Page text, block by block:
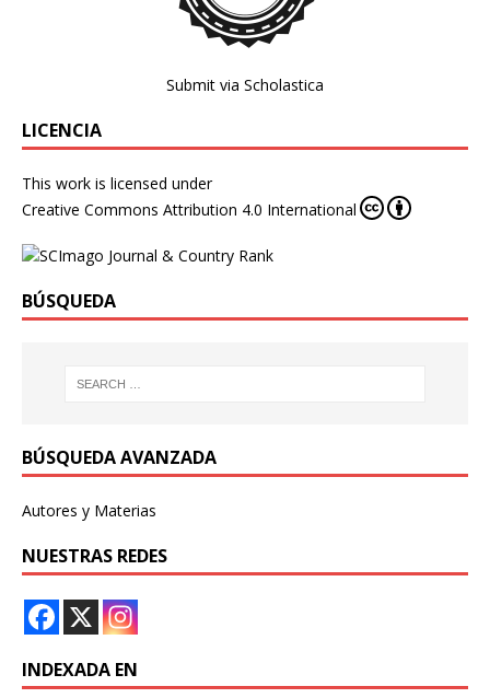
Submit via Scholastica
LICENCIA
This work is licensed under
Creative Commons Attribution 4.0 International
BÚSQUEDA
BÚSQUEDA AVANZADA
Autores y Materias
NUESTRAS REDES
INDEXADA EN